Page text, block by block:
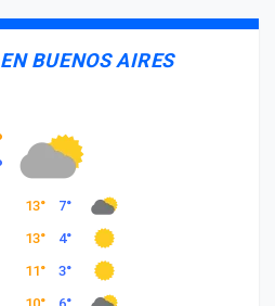
BUENOS AIRES